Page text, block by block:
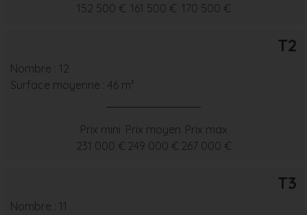
152 500 € 161 500 € 170 500 €
T2
Nombre : 12
Surface moyenne : 46 m²
Prix mini
231 000 €
Prix moyen
249 000 €
Prix max
267 000 €
T3
Nombre : 11